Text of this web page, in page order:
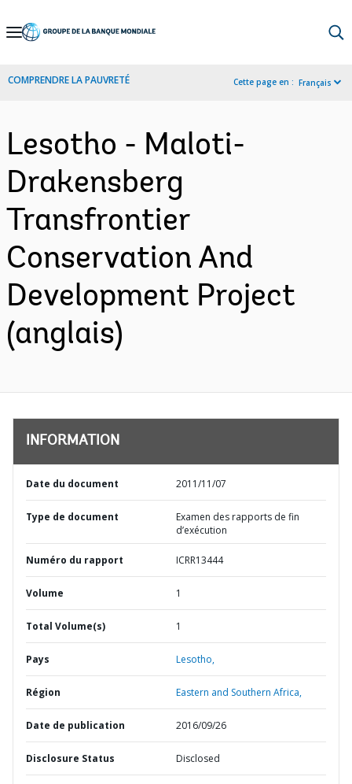
Skip
Navigation
COMPRENDRE LA PAUVRETÉ Cette page en : Français
Lesotho - Maloti-
Drakensberg
Transfrontier
Conservation And
Development Project
(anglais)
INFORMATION
Date du document 2011/11/07
Type de document
Examen des rapports de fin
d’exécution
Numéro du rapport ICRR13444
Volume 1
Total Volume(s) 1
Pays Lesotho,
Région Eastern and Southern Africa,
Date de publication 2016/09/26
Disclosure Status Disclosed